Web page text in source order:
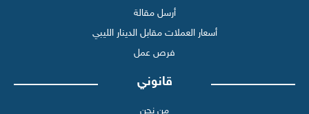
أرسل مقالة
أسعار العملات مقابل الدينار الليبي
فرص عمل
قانوني
من نحن